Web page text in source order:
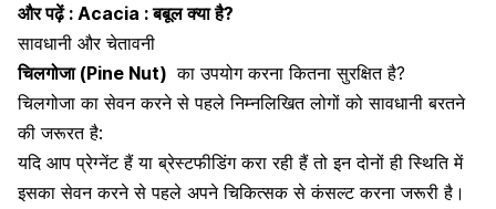
और पढ़ें : Acacia : बबूल क्या है?
सावधानी और चेतावनी
चिलगोजा (Pine Nut) का उपयोग करना कितना सुरक्षित है?
चिलगोजा का सेवन करने से पहले निम्नलिखित लोगों को सावधानी बरतने
की जरूरत है:
यदि आप प्रेग्नेंट हैं याब्रेस्टफीडिंगकरा रही हैं तो इन दोनों ही स्थिति में
इसका सेवन करने से पहले अपने चिकित्सक से कंसल्ट करना जरूरी है।